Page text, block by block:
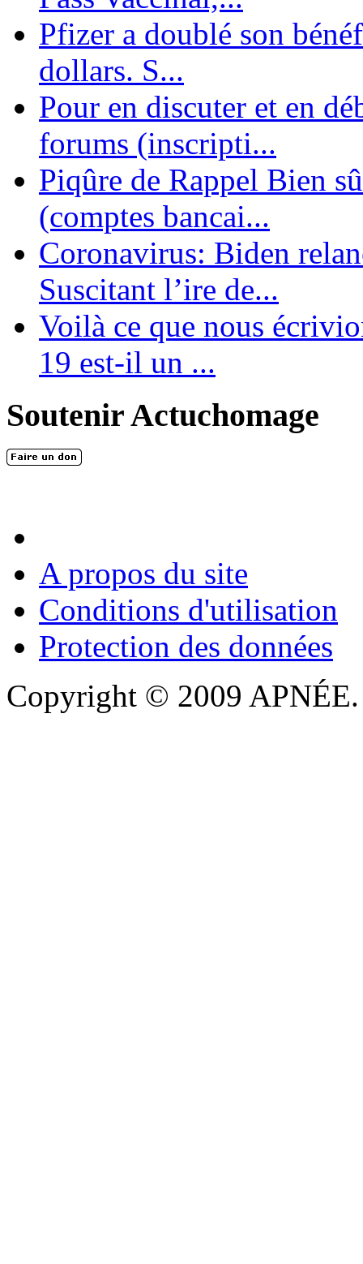
Pfizer a doublé son
dollars. S...
Pour en discuter et en
forums (inscripti...
Piqûre de Rappel Bien
(comptes bancai...
Coronavirus: Biden
Suscitant l’ire de...
Voilà ce que nous
19 est-il un ...
Soutenir Actuchomage
A propos du site
Conditions d'utilisation
Protection des données
Copyright © 2009 APNÉE.